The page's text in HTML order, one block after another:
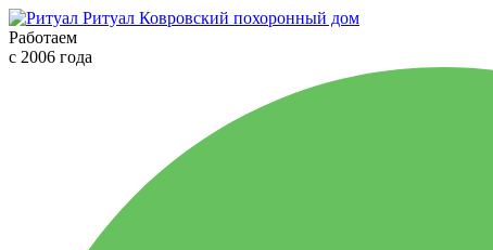
Ритуал Ковровский похоронный дом
Работаем
с 2006 года